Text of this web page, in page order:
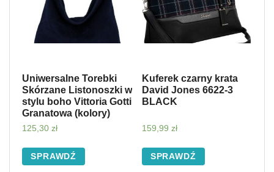
Uniwersalne Torebki
Skórzane Listonoszki w
stylu boho Vittoria Gotti
Granatowa (kolory)
125,30 zł
SPRAWDŹ
Kuferek czarny krata
David Jones 6622-3
BLACK
159,99 zł
SPRAWDŹ